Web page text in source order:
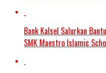
Bank Kalsel Salurkan
SMK Maestro Islamic